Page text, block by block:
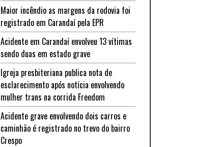
Maior incêndio as margens da rodovia foi
registrado em Carandaí pela EPR
Acidente em Carandaí envolveu 13 vítimas
sendo duas em estado grave
Igreja presbiteriana publica nota de
esclarecimento após notícia envolvendo
mulher trans na corrida Freedom
Acidente grave envolvendo dois carros e
caminhão é registrado no trevo do bairro
Crespo